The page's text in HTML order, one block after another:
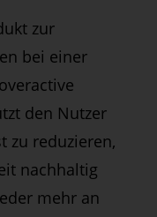
zur
bei einer
den Nutzer
zu reduzieren,
nachhaltig
mehr an